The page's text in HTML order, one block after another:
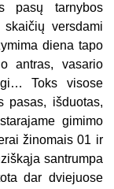
pasų tarnybos
skaičių versdami
diena tapo
antras, vasario
Toks visose
pasas, išduotas,
gimimo
žinomais 01 ir
santrumpa
dar dviejuose